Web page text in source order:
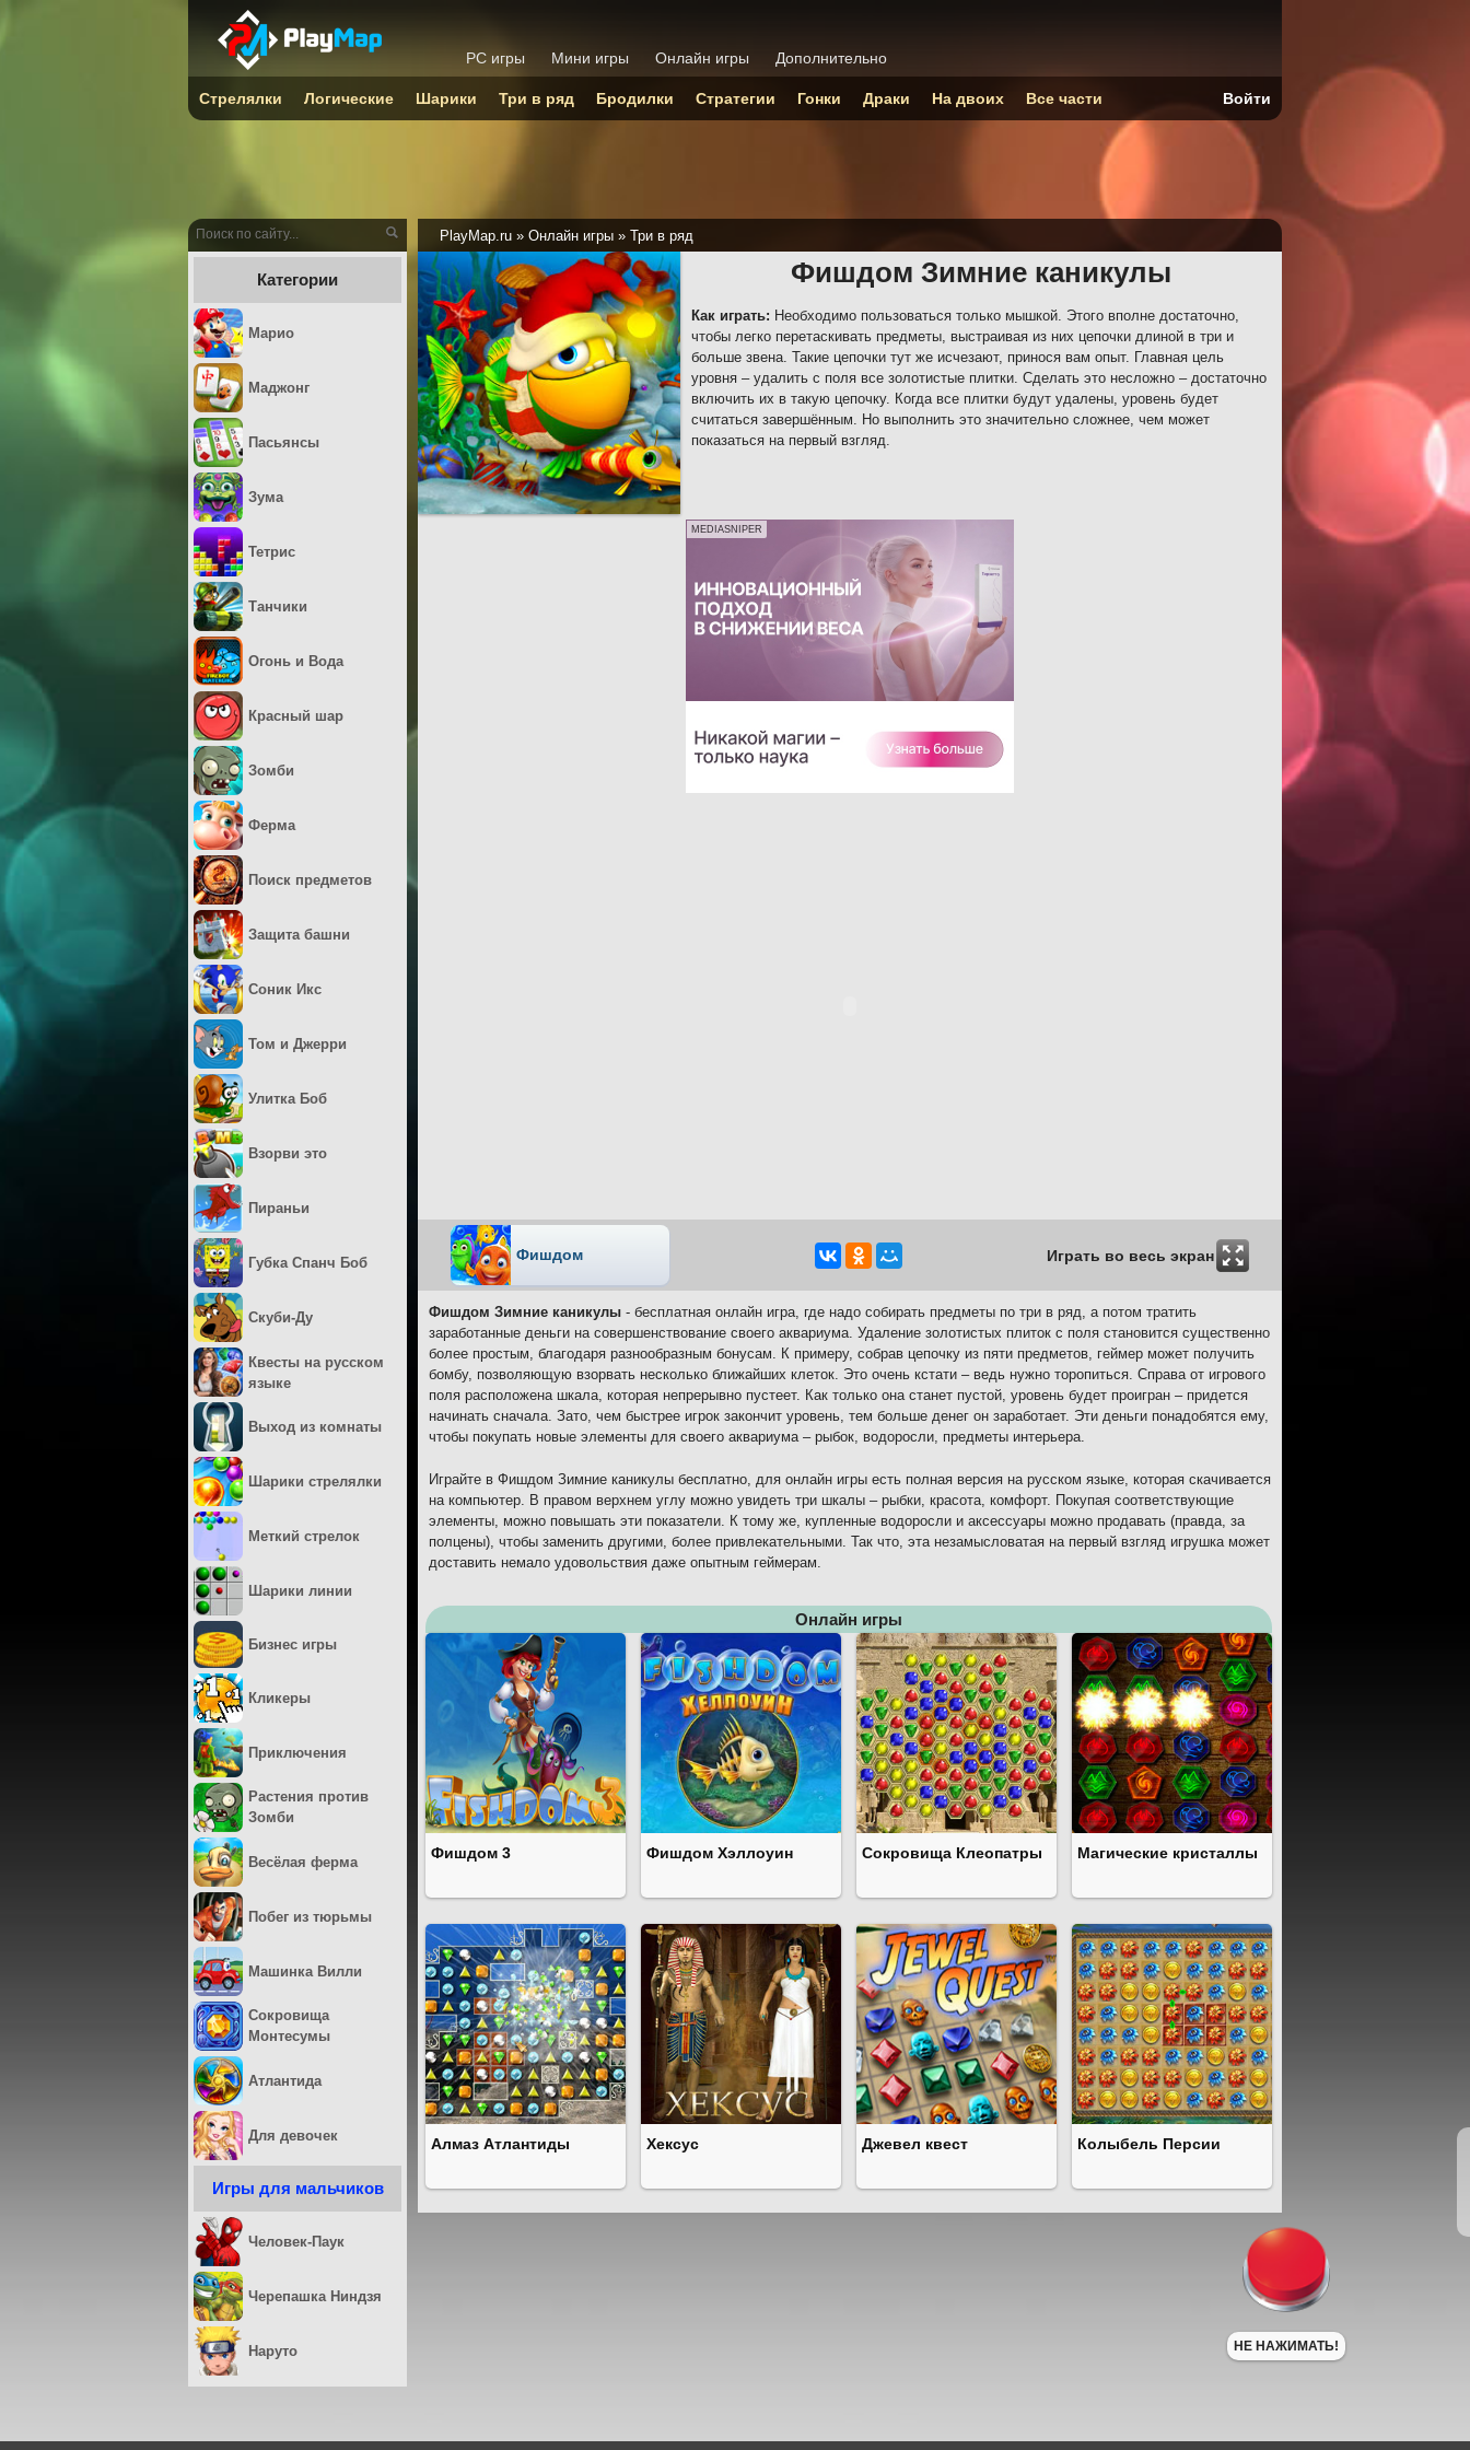
PlayMap.ru » Онлайн игры » Три в ряд
Фишдом Зимние каникулы
Как играть: Необходимо пользоваться только мышкой. Этого вполне достаточно,
чтобы легко перетаскивать предметы, выстраивая из них цепочки длиной в три и
больше звена. Такие цепочки тут же исчезают, принося вам опыт. Главная цель
уровня – удалить с поля все золотистые плитки. Сделать это несложно – достаточно
включить их в такую цепочку. Когда все плитки будут удалены, уровень будет
считаться завершённым. Но выполнить это значительно сложнее, чем может
показаться на первый взгляд.
MEDIASNIPER
Фишдом Играть во весь экран
Фишдом Зимние каникулы - бесплатная онлайн игра, где надо собирать предметы по три в ряд, а потом тратить
заработанные деньги на совершенствование своего аквариума. Удаление золотистых плиток с поля становится существенно
более простым, благодаря разнообразным бонусам. К примеру, собрав цепочку из пяти предметов, геймер может получить
бомбу, позволяющую взорвать несколько ближайших клеток. Это очень кстати – ведь нужно торопиться. Справа от игрового
поля расположена шкала, которая непрерывно пустеет. Как только она станет пустой, уровень будет проигран – придется
начинать сначала. Зато, чем быстрее игрок закончит уровень, тем больше денег он заработает. Эти деньги понадобятся ему,
чтобы покупать новые элементы для своего аквариума – рыбок, водоросли, предметы интерьера.
Играйте в Фишдом Зимние каникулы бесплатно, для онлайн игры есть полная версия на русском языке, которая скачивается
на компьютер. В правом верхнем углу можно увидеть три шкалы – рыбки, красота, комфорт. Покупая соответствующие
элементы, можно повышать эти показатели. К тому же, купленные водоросли и аксессуары можно продавать (правда, за
полцены), чтобы заменить другими, более привлекательными. Так что, эта незамысловатая на первый взгляд игрушка может
доставить немало удовольствия даже опытным геймерам.
Онлайн игры
Фишдом 3 Фишдом Хэллоуин Сокровища Клеопатры Магические кристаллы
Алмаз Атлантиды Хексус Джевел квест Колыбель Персии
Категории
Марио
Маджонг
Пасьянсы
Зума
Тетрис
Танчики
Огонь и Вода
Красный шар
Зомби
Ферма
Поиск предметов
Защита башни
Соник Икс
Том и Джерри
Улитка Боб
Взорви это
Пираньи
Губка Спанч Боб
Скуби-Ду
Квесты на русском
языке
Выход из комнаты
Шарики стрелялки
Меткий стрелок
Шарики линии
Бизнес игры
Кликеры
Приключения
Растения против
Зомби
Весёлая ферма
Побег из тюрьмы
Машинка Вилли
Сокровища
Монтесумы
Атлантида
Для девочек
Игры для мальчиков
Человек-Паук
Черепашка Ниндзя
Наруто
PC игры Мини игры Онлайн игры Дополнительно
Стрелялки Логические Шарики Три в ряд Бродилки Стратегии Гонки Драки На двоих Все части Войти
НЕ НАЖИМАТЬ!